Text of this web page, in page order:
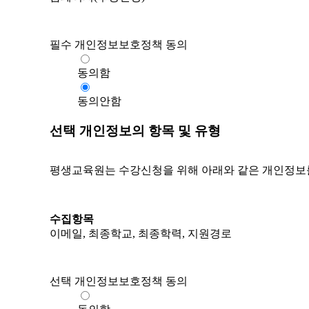
필수 개인정보보호정책 동의
동의함
동의안함
선택 개인정보의 항목 및 유형
평생교육원는 수강신청을 위해 아래와 같은 개인정
수집항목
이메일, 최종학교, 최종학력, 지원경로
선택 개인정보보호정책 동의